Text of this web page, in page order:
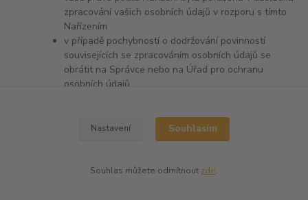
zpracování vašich osobních údajů v rozporu s tímto
Nařízením
v případě pochybností o dodržování povinností
souvisejících se zpracováním osobních údajů se
obrátit na Správce nebo na Úřad pro ochranu
osobních údajů
Nastavení Souhlasím
Souhlas můžete odmítnout zde.